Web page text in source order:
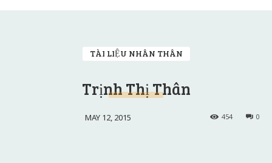
TÀI LIỆU NHÂN THÂN
Trịnh Thị Thân
MAY 12, 2015 0
454